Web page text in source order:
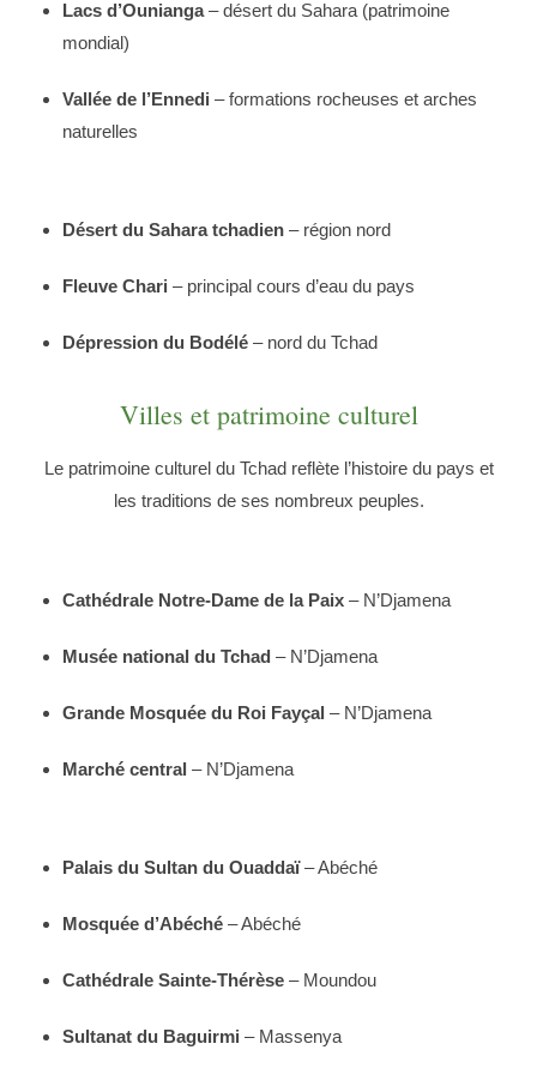
Lacs d’Ounianga– désert du Sahara (patrimoine
mondial)
Vallée de l’Ennedi – formations rocheuses et arches
naturelles
Désert du Sahara tchadien – région nord
Fleuve Chari – principal cours d’eau du pays
Dépression du Bodélé – nord du Tchad
Villes et patrimoine culturel
Le patrimoine culturel du Tchad reflète l’histoire du pays et
les traditions de ses nombreux peuples.
Cathédrale Notre-Dame de la Paix – N’Djamena
Musée national du Tchad – N’Djamena
Grande Mosquée du Roi Fayçal – N’Djamena
Marché central – N’Djamena
Palais du Sultan du Ouaddaï– Abéché
Mosquée d’Abéché – Abéché
Cathédrale Sainte-Thérèse – Moundou
Sultanat du Baguirmi – Massenya